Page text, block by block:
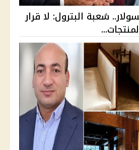
شعبة البترول: لا قرار